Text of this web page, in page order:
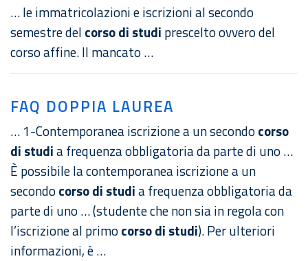
… le immatricolazioni e iscrizioni al secondo
semestre del corso di studi prescelto ovvero del
corso affine. Il mancato …
FAQ DOPPIA LAUREA
… 1-Contemporanea iscrizione a un secondocorso
di studia frequenza obbligatoria da parte di uno …
È possibile la contemporanea iscrizione a un
secondocorso di studia frequenza obbligatoria da
parte di uno … (studente che non sia in regola con
l’iscrizione al primocorso di studi). Per ulteriori
informazioni, è …